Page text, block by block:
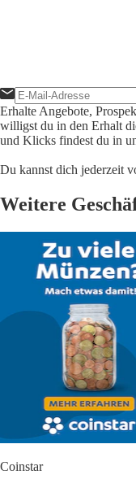
Erhalte Angebote,
willigst du in den Erhalt
und Klicks findest du in
Du kannst dich jederzeit
Weitere
Coinstar